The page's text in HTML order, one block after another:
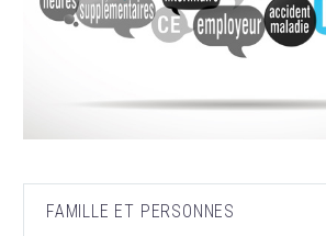
FAMILLE ET PERSONNES